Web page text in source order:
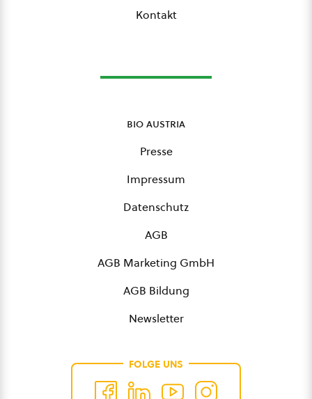
Kontakt
bio austria
Presse
Impressum
Datenschutz
AGB
AGB Marketing GmbH
AGB Bildung
Newsletter
FOLGE UNS